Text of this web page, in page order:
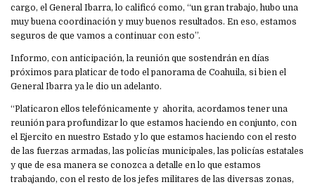
cargo, el General Ibarra, lo calificó como, “un gran trabajo, hubo una
muy buena coordinación y muy buenos resultados. En eso, estamos
seguros de que vamos a continuar con esto”.
Informo, con anticipación, la reunión que sostendrán en días
próximos para platicar de todo el panorama de Coahuila, si bien el
General Ibarra ya le dio un adelanto.
“Platicaron ellos telefónicamente y ahorita, acordamos tener una
reunión para profundizar lo que estamos haciendo en conjunto, con
el Ejercito en nuestro Estado y lo que estamos haciendo con el resto
de las fuerzas armadas, las policías municipales, las policías estatales
y que de esa manera se conozca a detalle en lo que estamos
trabajando, con el resto de los jefes militares de las diversas zonas,